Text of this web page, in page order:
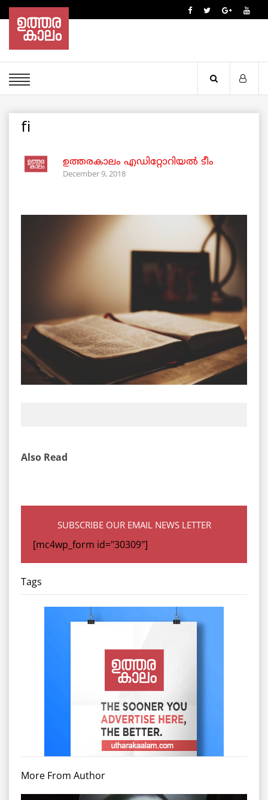
fi
ഉത്തരകാലം എഡിറ്റോറിയല്‍ ടീം
December 9, 2018
Also Read
SUBSCRIBE OUR EMAIL NEWS LETTER
[mc4wp_form id="30309"]
Tags
More From Author